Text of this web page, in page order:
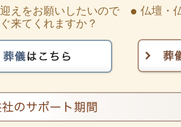
えをお願いしたいので
来てくれますか？
仏壇・